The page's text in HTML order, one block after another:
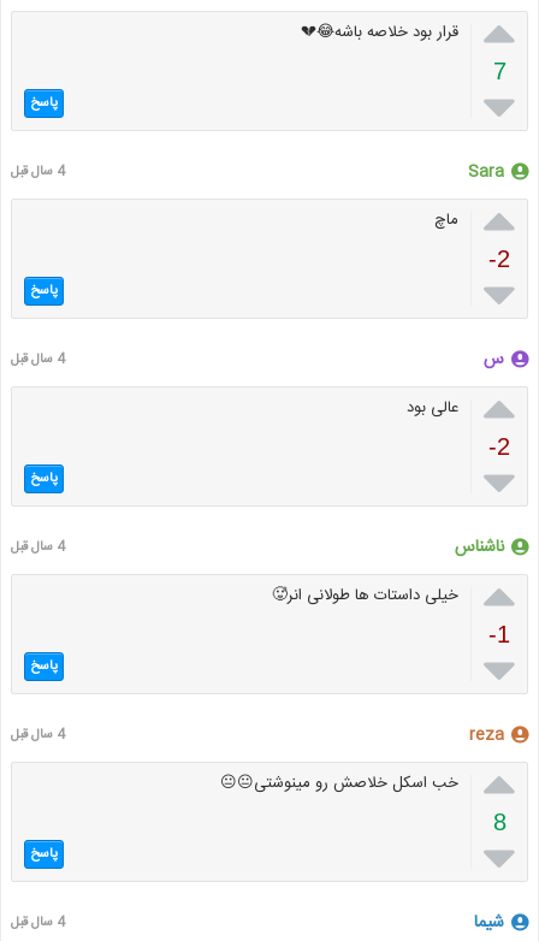

7

قرار بود خلاصه باشه😂💔
پاسخ
Sara 4 سال قبل

-2

ماچ
پاسخ
س 4 سال قبل

-2

عالی بود
پاسخ
ناشناس 4 سال قبل

-1

خیلی داستات ها طولانی انر🥵
پاسخ
reza 4 سال قبل

8

خب اسکل خلاصش رو مینوشتی😐😐
پاسخ
شیما 4 سال قبل